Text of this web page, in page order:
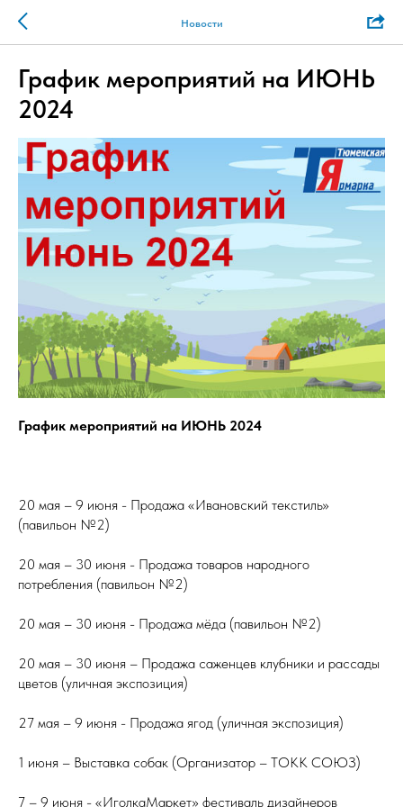
Новости
График мероприятий на ИЮНЬ
2024
График мероприятий на ИЮНЬ 2024
20 мая – 9 июня - Продажа «Ивановский текстиль»
(павильон №2)
20 мая – 30 июня - Продажа товаров народного
потребления (павильон №2)
20 мая – 30 июня - Продажа мёда (павильон №2)
20 мая – 30 июня – Продажа саженцев клубники и рассады
цветов (уличная экспозиция)
27 мая – 9 июня - Продажа ягод (уличная экспозиция)
1 июня – Выставка собак (Организатор – ТОКК СОЮЗ)
7 – 9 июня - «ИголкаМаркет» фестиваль дизайнеров